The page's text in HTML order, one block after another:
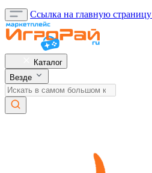
Ссылка на главную страницу
Каталог
Везде